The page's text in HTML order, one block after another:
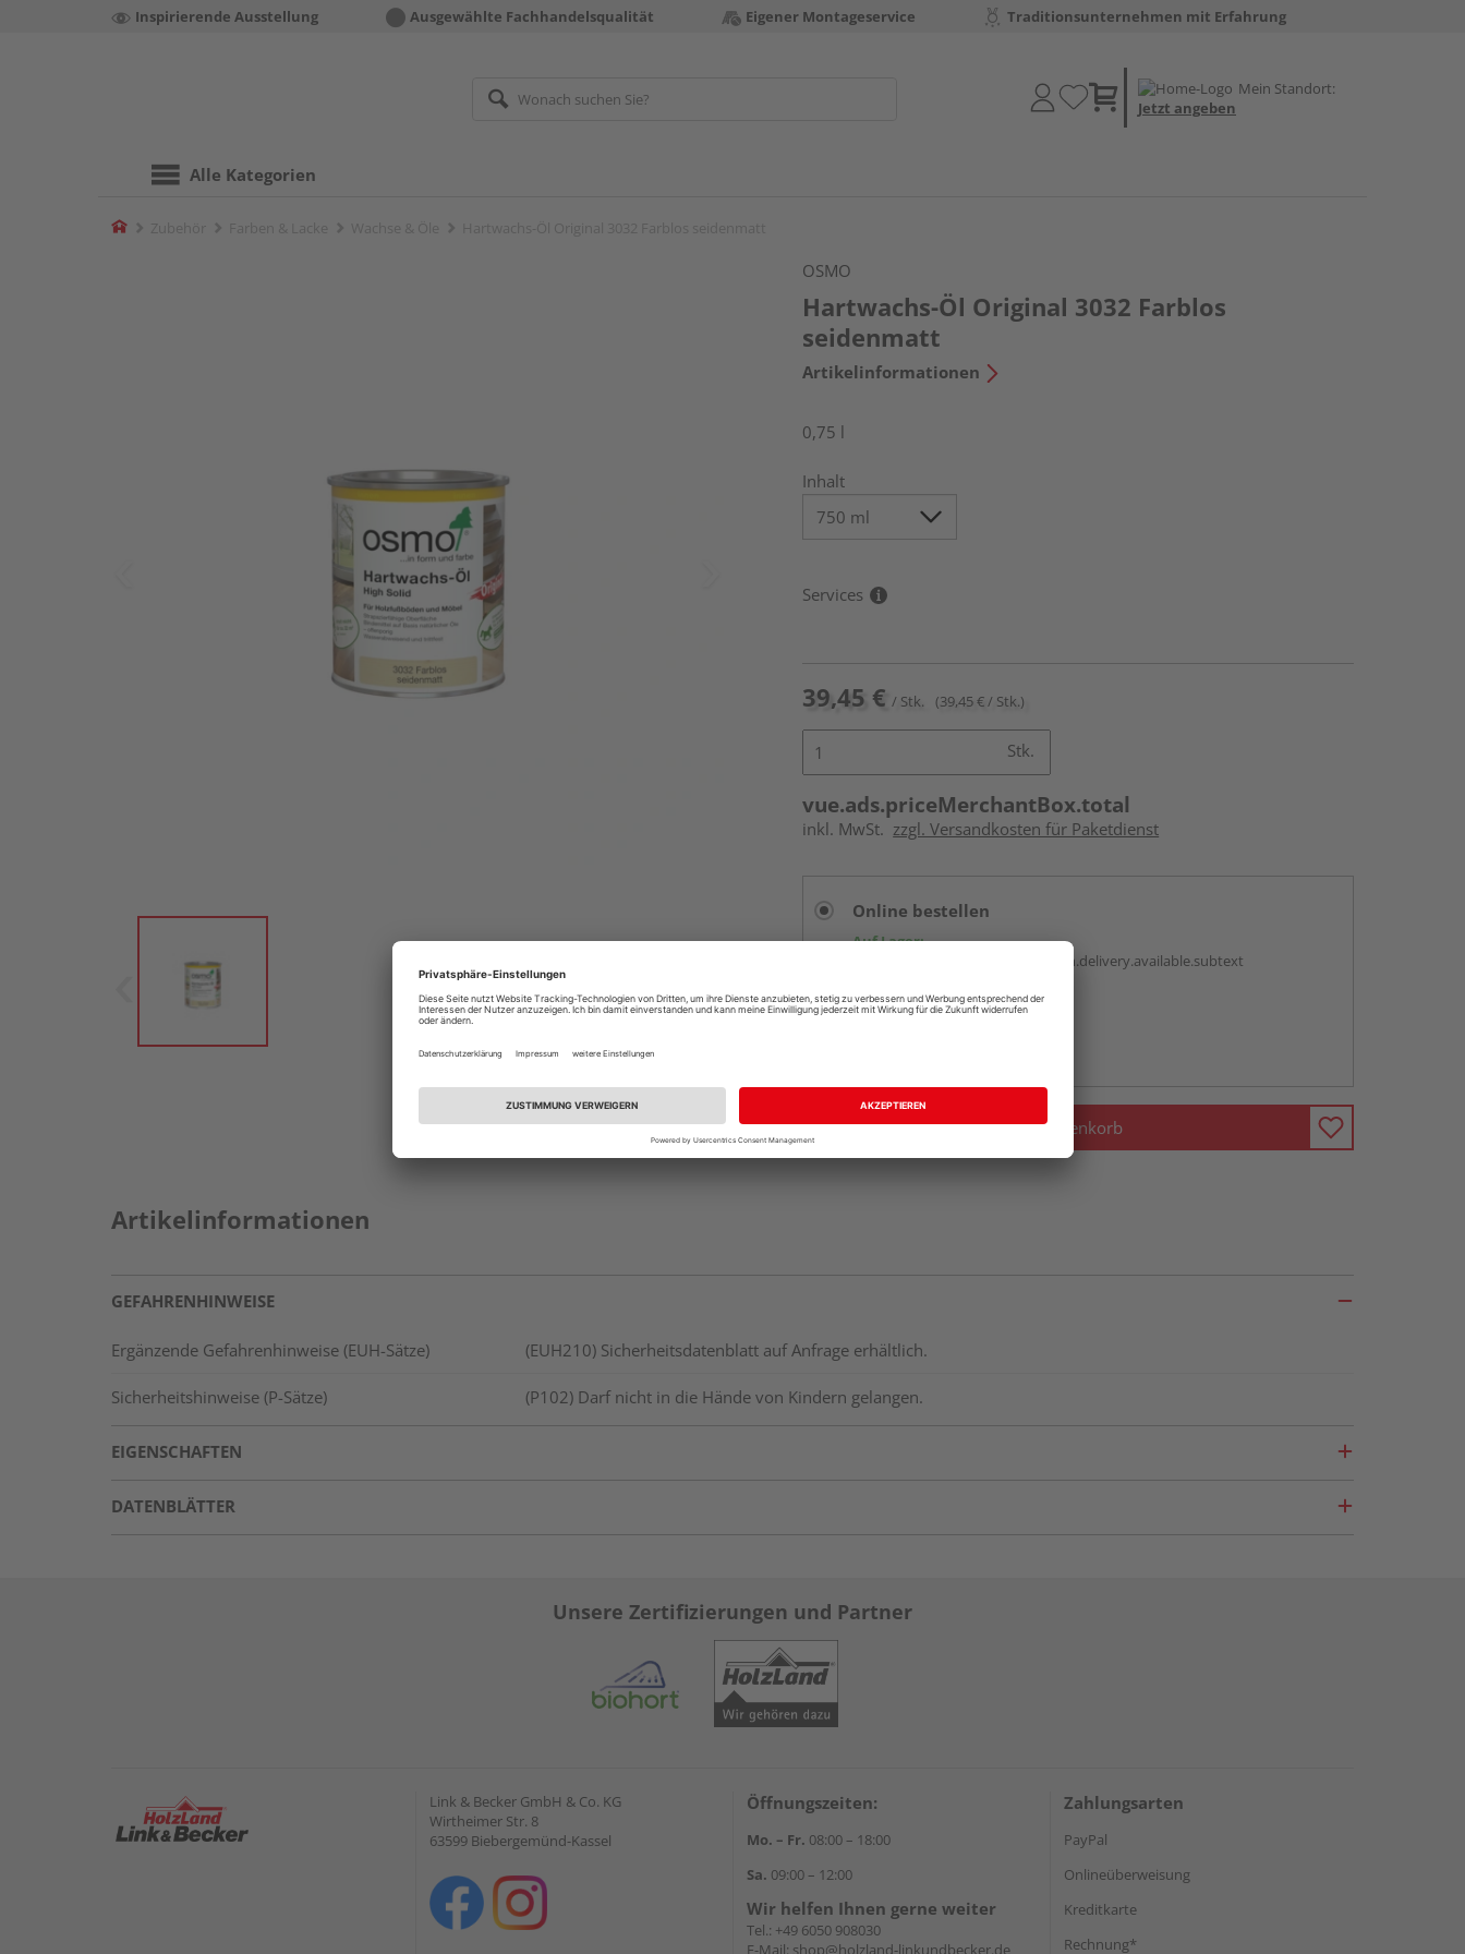
Inspirierende Ausstellung Ausgewählte Fachhandelsqualität Eigener Montageservice Traditionsunternehmen mit Erfahrung
Mein Standort:
Jetzt angeben
Alle Kategorien
Home
OSMO
Hartwachs-Öl Original 3032 Farblos
seidenmatt
Artikelinformationen
0,75 l
Inhalt
Services
39,45 € / Stk. (39,45 € / Stk.)
Stk.
vue.ads.priceMerchantBox.total
inkl. MwSt. zzgl. Versandkosten für Paketdienst
Online bestellen
Auf Lager:
vue.ads.priceMerchantBox.option.delivery.available.subtext
Beim Händler abholen
In den Warenkorb
Artikelinformationen
GEFAHRENHINWEISE
Ergänzende Gefahrenhinweise (EUH-Sätze) (EUH210) Sicherheitsdatenblatt auf Anfrage erhältlich.
Sicherheitshinweise (P-Sätze) (P102) Darf nicht in die Hände von Kindern gelangen.
EIGENSCHAFTEN
DATENBLÄTTER
Unsere Zertifizierungen und Partner
Link & Becker GmbH & Co. KG
Wirtheimer Str. 8
63599 Biebergemünd-Kassel
Öffnungszeiten:
Mo. – Fr. 08:00 – 18:00
Sa. 09:00 – 12:00
Wir helfen Ihnen gerne weiter
Tel.: +49 6050 908030
E-Mail: shop@holzland-linkundbecker.de
Zahlungsarten
PayPal
Onlineüberweisung
Kreditkarte
Rechnung*